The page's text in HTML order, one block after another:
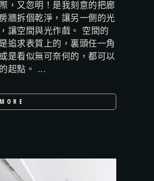
，又忽明！是我刻意的把廊
牆拆個乾淨，讓另一側的光
讓空間與光作戲。 空間的
追求表質上的，裏頭任一角
是看似無可奈何的，都可以
起點。 ...